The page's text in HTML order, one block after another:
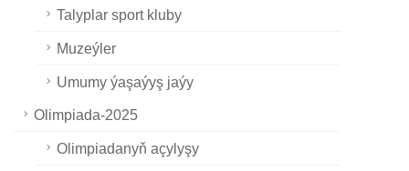
Talyplar sport kluby
Muzeýler
Umumy ýaşaýyş jaýy
Olimpiada-2025
Olimpiadanyň açylyşy